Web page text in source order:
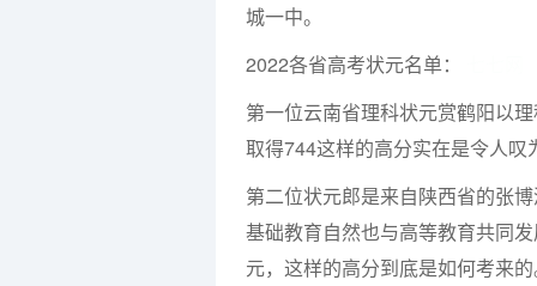
城一中。
2022各省高考状元名单：
第一位云南省理科状元赏鹤阳以
取得744这样的高分实在是令人叹
第二位状元郎是来自陕西省的张
基础教育自然也与高等教育共同
元，这样的高分到底是如何考来